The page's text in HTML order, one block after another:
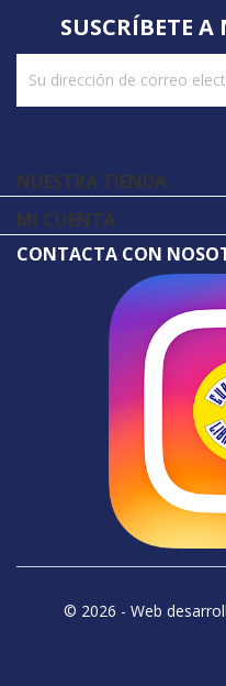
SUSCRÍBETE
NUESTRA TIENDA
MI CUENTA
CONTACTA CON
© 2026 - Web